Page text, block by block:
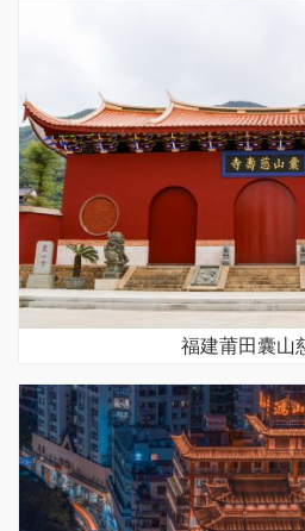
福建莆田囊山